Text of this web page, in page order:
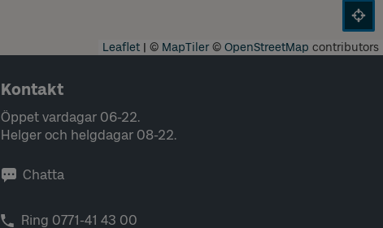
Leaflet | © MapTiler© OpenStreetMap contributors
Kontakt
Öppet vardagar 06-22.
Helger och helgdagar 08-22.
Chatta
Ring 0771-41 43 00